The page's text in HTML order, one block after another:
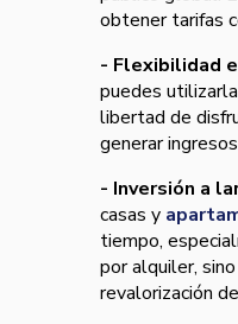
obtener tarifas
- Flexibilidad
puedes
libertad de
generar
- Inversión a
casas y
tiempo,
por alquiler,
revalorización